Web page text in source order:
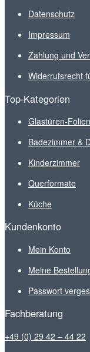
Datenschutz
Impressum
Zahlung und
Widerrufsrecht
Top-Kategorien
Glastüren-Folien
Badezimmer &
Kinderzimmer
Querformate
Küche
Kundenkonto
Mein Konto
Meine
Passwort
Fachberatung
+49 (0) 29 42 – 44 22